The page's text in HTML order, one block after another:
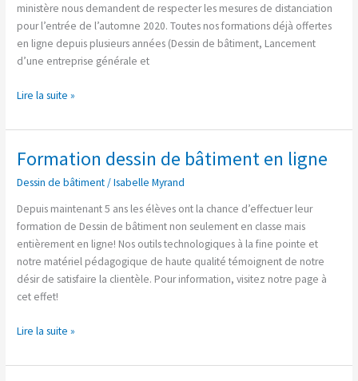
ministère nous demandent de respecter les mesures de distanciation
pour l’entrée de l’automne 2020. Toutes nos formations déjà offertes
en ligne depuis plusieurs années (Dessin de bâtiment, Lancement
d’une entreprise générale et
d’août
Lire la suite »
Formation dessin de bâtiment en ligne
Dessin de bâtiment/Isabelle Myrand
Depuis maintenant 5 ans les élèves ont la chance d’effectuer leur
formation de Dessin de bâtiment non seulement en classe mais
entièrement en ligne! Nos outils technologiques à la fine pointe et
notre matériel pédagogique de haute qualité témoignent de notre
désir de satisfaire la clientèle. Pour information, visitez notre page à
cet effet!
Formation
de
bâtiment
en
ligne
Lire la suite »